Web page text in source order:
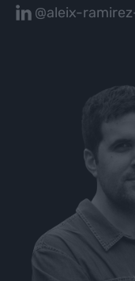
@aleix-